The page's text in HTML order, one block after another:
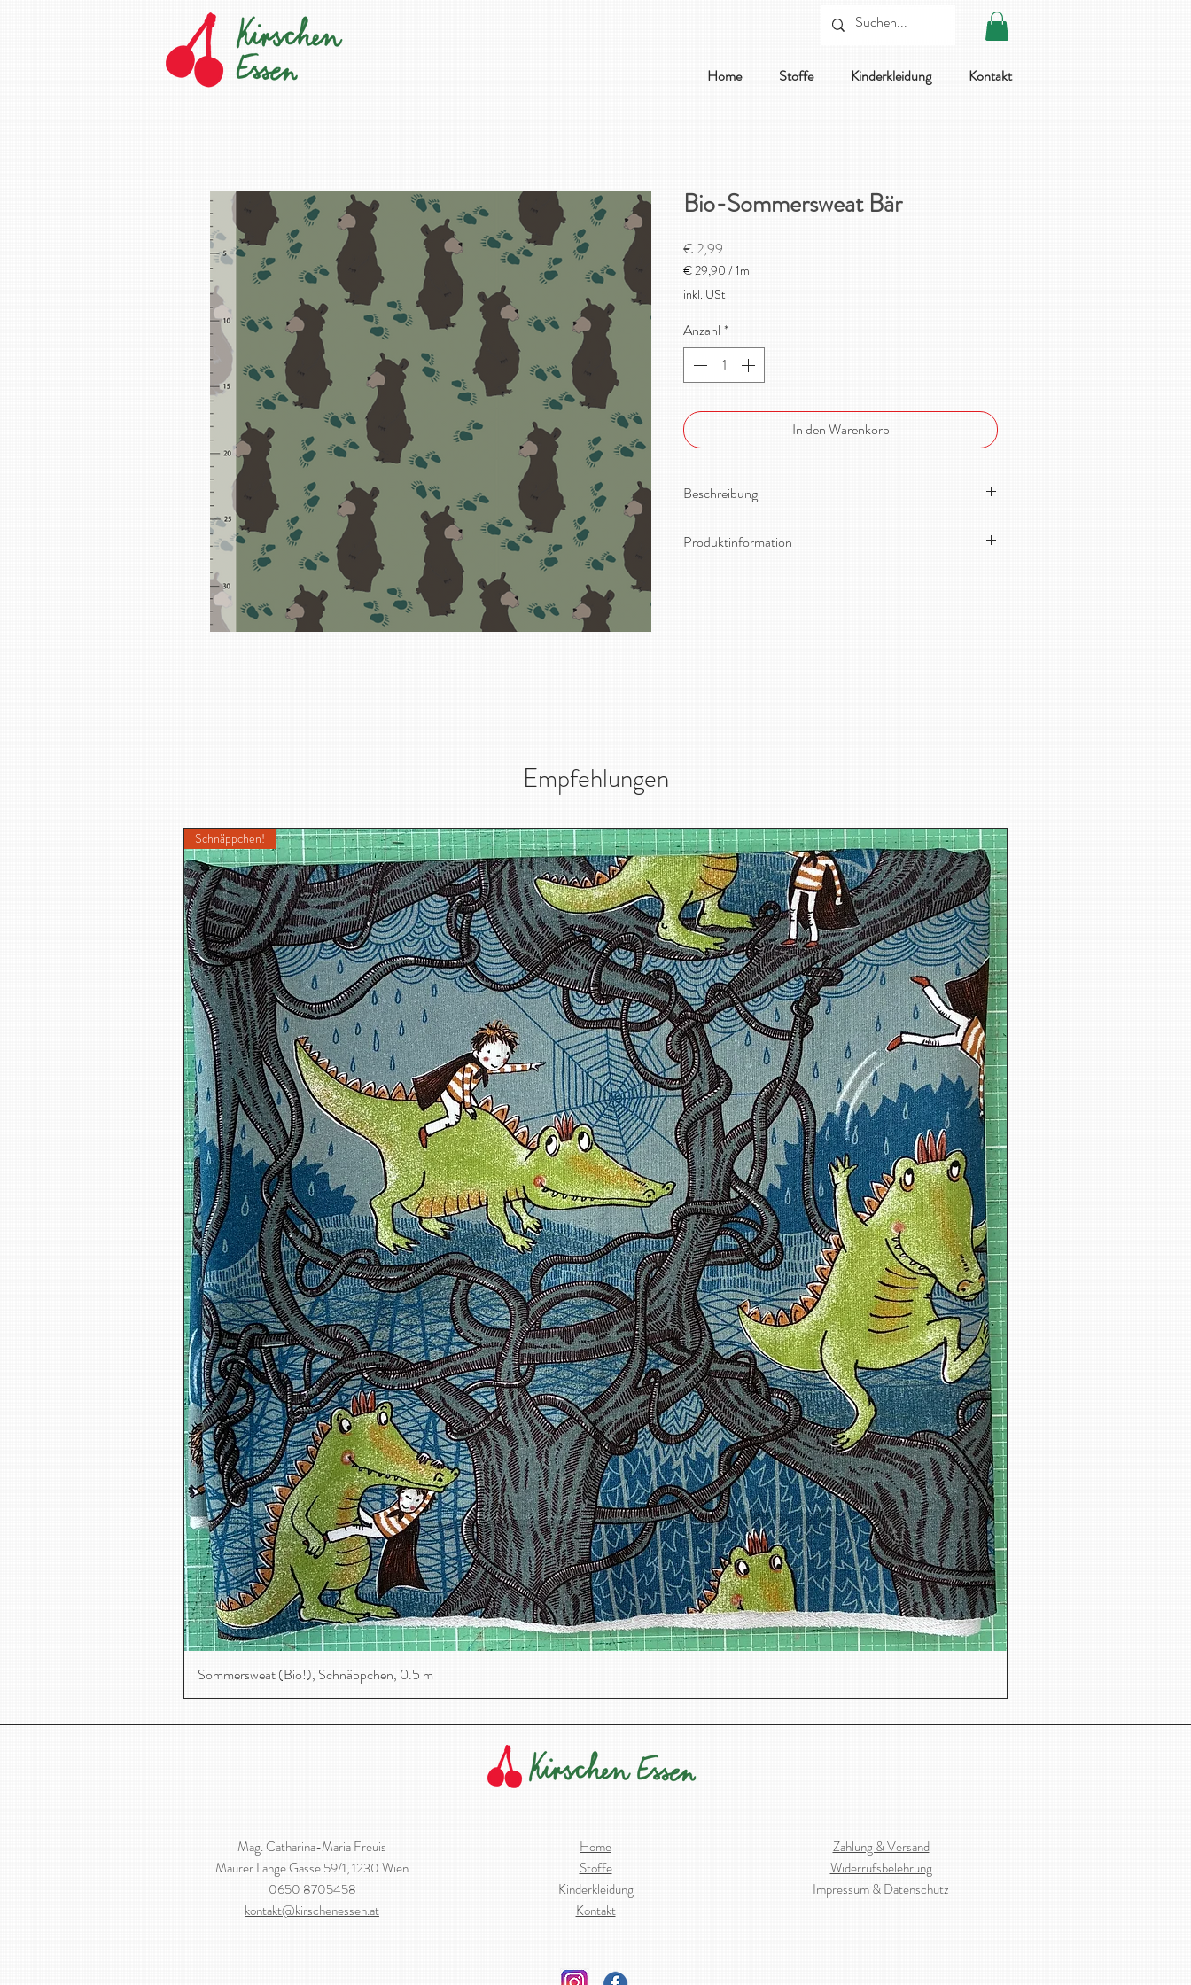
Home Stoffe Kinderkleidung Kontakt
Bio-Sommersweat Bär
€ 2,99
€ 29,90 /1m
€ 29,90
pro
1
Meter
inkl. USt
Anzahl *
In den Warenkorb
Beschreibung
Produktinformation
Empfehlungen
Schnäppchen!
Sommersweat (Bio!), Schnäppchen, 0.5 m
Home
Stoffe
Kinderkleidung
Kontakt
Zahlung & Versand
Widerrufsbelehrung
Impressum & Datenschutz
Mag. Catharina-Maria Freuis
Maurer Lange Gasse 59/1, 1230 Wien
0650 8705458
kontakt@kirschenessen.at